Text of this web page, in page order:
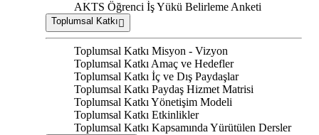
AKTS Öğrenci İş Yükü Belirleme Anketi
Toplumsal Katkı
Toplumsal Katkı Misyon - Vizyon
Toplumsal Katkı Amaç ve Hedefler
Toplumsal Katkı İç ve Dış Paydaşlar
Toplumsal Katkı Paydaş Hizmet Matrisi
Toplumsal Katkı Yönetişim Modeli
Toplumsal Katkı Etkinlikler
Toplumsal Katkı Kapsamında Yürütülen Dersler